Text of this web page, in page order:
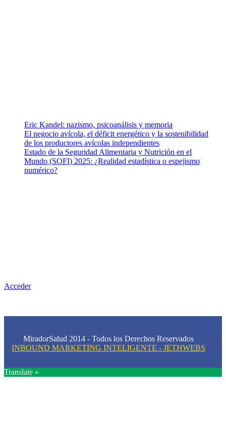
Eric Kandel: nazismo, psicoanálisis y memoria
El negocio avícola, el déficit energético y la sostenibilidad
de los productores avícolas independientes
Estado de la Seguridad Alimentaria y Nutrición en el
Mundo (SOFI) 2025: ¿Realidad estadística o espejismo
numérico?
Acceder
MiradorSalud 2014 - Todos los Derechos Reservados
INBOUND MARKETING INTELIGENTE - JETHWEBS
Translate »